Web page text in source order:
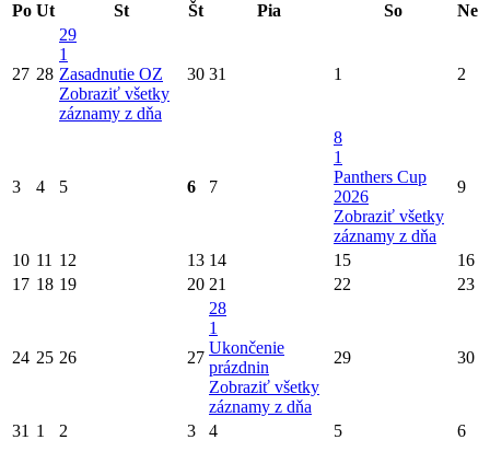
Po Ut St Št Pia So Ne
27 28
29
1
Zasadnutie OZ
Zobraziť všetky
záznamy z dňa
30 31 1 2
3 4 5 6 7
8
1
Panthers Cup
2026
Zobraziť všetky
záznamy z dňa
9
10 11 12 13 14 15
16
17 18 19 20 21 22 23
24 25 26 27
28
1
Ukončenie
prázdnin
Zobraziť všetky
záznamy z dňa
29 30
31 1 2 3 4 5 6